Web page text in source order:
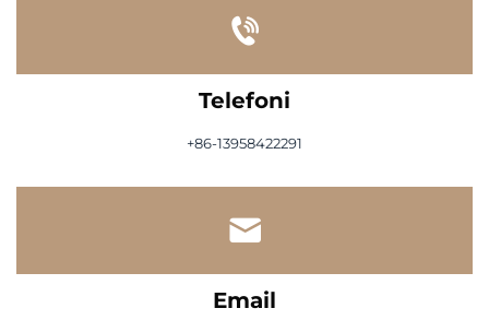
Telefoni
+86-13958422291
Email